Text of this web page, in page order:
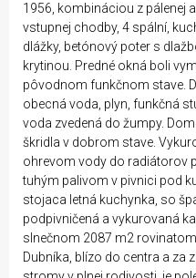
1956, kombináciou z pálenej
vstupnej chodby, 4 spální,
dlážky, betónový poter s
krytinou. Predné okná boli
pôvodnom funkčnom stave.
obecná voda, plyn, funkčná
voda zvedená do žumpy.
škridla v dobrom stave.
ohrevom vody do radiátorov
tuhým palivom v pivnici pod
stojaca letná kuchynka, so
podpivničená a vykurovaná
slnečnom 2087 m2
Dubníka, blízo do centra a za